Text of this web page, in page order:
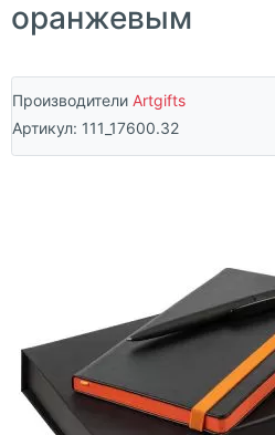
оранжевым
Производители Artgifts
Артикул: 111_17600.32